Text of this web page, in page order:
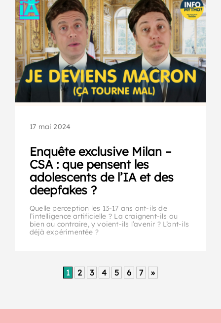
17 mai 2024
Enquête exclusive Milan –
CSA : que pensent les
adolescents de l’IA et des
deepfakes ?
Quelle perception les 13-17 ans ont-ils de
l’intelligence artificielle ? La craignent-ils ou
bien au contraire, y voient-ils l’avenir ? L’ont-ils
déjà expérimentée ?
1 2 3 4 5 6 7 »